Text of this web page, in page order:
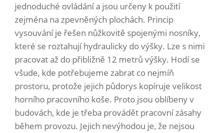
jednoduché ovládání a jsou určeny k použití
zejména na zpevněných plochách. Princip
vysouvání je řešen nůžkovitě spojenými nosníky,
které se roztahují hydraulicky do výšky. Lze s nimi
pracovat až do přibližně 12 metrů výšky. Hodí se
všude, kde potřebujeme zabrat co nejmíň
prostoru, protože jejich půdorys kopíruje velikost
horního pracovního koše. Proto jsou oblíbeny v
budovách, kde je třeba provádět pracovní zásahy
během provozu. Jejich nevýhodou je, že nejsou